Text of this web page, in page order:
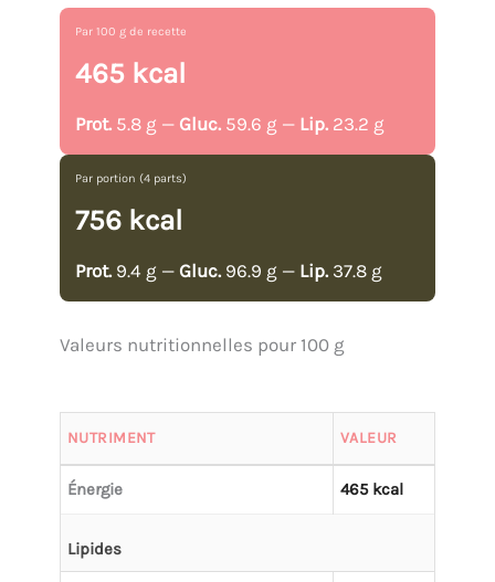
Par 100 g de recette
465 kcal
Prot. 5.8 g — Gluc. 59.6 g — Lip. 23.2 g
Par portion (4 parts)
756 kcal
Prot. 9.4 g — Gluc. 96.9 g — Lip. 37.8 g
Valeurs nutritionnelles pour 100 g
NUTRIMENT VALEUR
Énergie 465 kcal
Lipides